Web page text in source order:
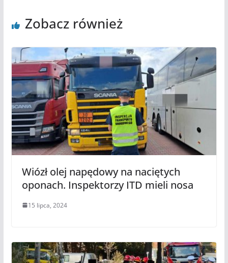
Zobacz również
Wiózł olej napędowy na naciętych
oponach. Inspektorzy ITD mieli nosa
15 lipca, 2024